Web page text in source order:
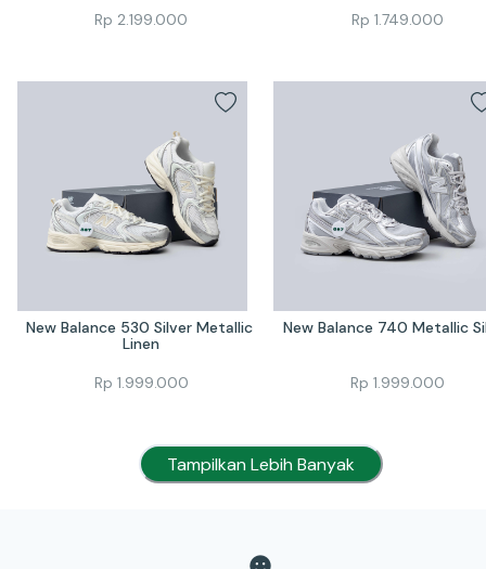
Rp 2.199.000
Rp 1.749.000
New Balance 530 Silver Metallic
Linen
Rp 1.999.000
New Balance 740 Metallic
Rp 1.999.000
Tampilkan Lebih Banyak